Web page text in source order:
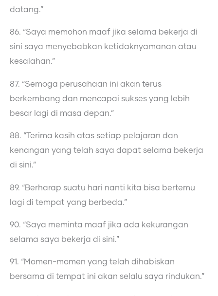
datang.”
86. “Saya memohon maaf jika selama bekerja di
sini saya menyebabkan ketidaknyamanan atau
kesalahan.”
87. “Semoga perusahaan ini akan terus
berkembang dan mencapai sukses yang lebih
besar lagi di masa depan.”
88. “Terima kasih atas setiap pelajaran dan
kenangan yang telah saya dapat selama bekerja
di sini.”
89. “Berharap suatu hari nanti kita bisa bertemu
lagi di tempat yang berbeda.”
90. “Saya meminta maaf jika ada kekurangan
selama saya bekerja di sini.”
91. “Momen-momen yang telah dihabiskan
bersama di tempat ini akan selalu saya rindukan.”